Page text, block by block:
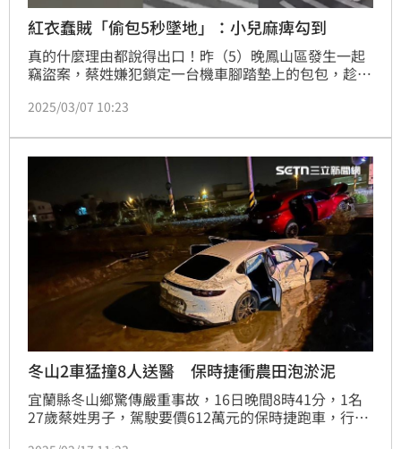
紅衣蠢賊「偷包5秒墜地」：小兒麻痺勾到
真的什麼理由都說得出口！昨（5）晚鳳山區發生一起
竊盜案，蔡姓嫌犯鎖定一台機車腳踏墊上的包包，趁被
心不穩或太過緊張，騎不到10公尺自摔犁田，失主及朋
麻痺不慎勾到，但畫面會說話，糗態全曝光，全案依竊
盜罪移請臺灣高雄地方檢察署偵辦。
2025/03/07 10:23
冬山2車猛撞8人送醫 保時捷衝農田泡淤泥
宜蘭縣冬山鄉驚傳嚴重事故，16日晚間8時41分，1名
27歲蔡姓男子，駕駛要價612萬元的保時捷跑車，行經